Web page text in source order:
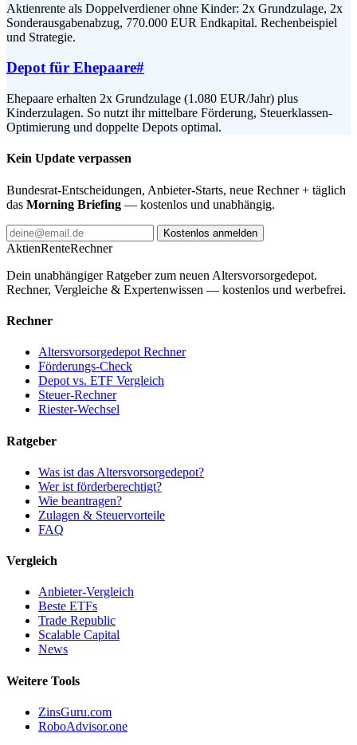
Aktienrente als Doppelverdiener ohne Kinder: 2x Grundzulage, 2x
Sonderausgabenabzug, 770.000 EUR Endkapital. Rechenbeispiel
und Strategie.
Depot für Ehepaare#
Ehepaare erhalten 2x Grundzulage (1.080 EUR/Jahr) plus
Kinderzulagen. So nutzt ihr mittelbare Förderung, Steuerklassen-
Optimierung und doppelte Depots optimal.
Kein Update verpassen
Bundesrat-Entscheidungen, Anbieter-Starts, neue Rechner + täglich
das Morning Briefing — kostenlos und unabhängig.
Kostenlos anmelden
AktienRenteRechner
Dein unabhängiger Ratgeber zum neuen Altersvorsorgedepot.
Rechner, Vergleiche & Expertenwissen — kostenlos und werbefrei.
Rechner
Altersvorsorgedepot Rechner
Förderungs-Check
Depot vs. ETF Vergleich
Steuer-Rechner
Riester-Wechsel
Ratgeber
Was ist das Altersvorsorgedepot?
Wer ist förderberechtigt?
Wie beantragen?
Zulagen & Steuervorteile
FAQ
Vergleich
Anbieter-Vergleich
Beste ETFs
Trade Republic
Scalable Capital
News
Weitere Tools
ZinsGuru.com
RoboAdvisor.one